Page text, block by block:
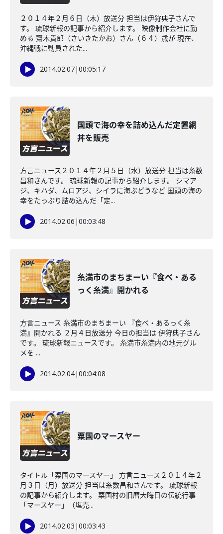
２０１４年２月６日（木）放送分 担当は伊狩典子さんで
す。 琉球新報の記事から紹介します。 映像制作会社に勤
める 齋木貴郎（さいきたかお）さん（６４）歳が 現在、
沖縄戦に動員された...
2014.02.07|00:05:17
国頭で海の幸を詰め込んだ定置網
丼を販売
方言ニュース２０１４年２月５日（水）放送分 担当は糸数
昌和さんです。 琉球新報の記事から紹介します。 シマア
ジ、キハダ、ムロアジ、シイラに海ぶどうなど 国頭の海の
幸をたっぷり詰め込んだ「定...
2014.02.06 |00:03:48
糸満市のまちまーい『食べ・ある
っく糸満』開かれる
方言ニュース 糸満市のまちまーい 『食べ・あるっく糸
満』開かれる ２月４日放送分 今日の担当は 伊狩典子さん
です。 琉球新報ニュースです。 糸満市糸満内の地元グル
メを ...
2014.02.04|00:04:08
粟国のマースヤー
タイトル「粟国のマースヤー」 方言ニュース２０１４年２
月３日（月）放送分 担当は糸数昌和さんです。 琉球新報
の記事から紹介します。 粟国村の旧暦大晦日の伝統行事
「マースヤー」（塩売...
2014.02.03 |00:03:43